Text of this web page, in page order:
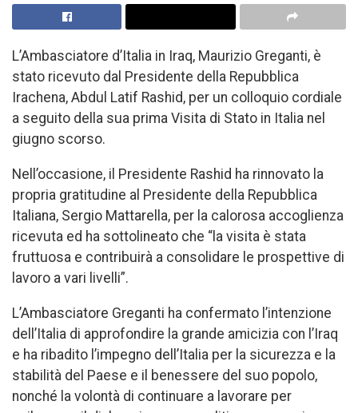
L’Ambasciatore d’Italia in Iraq, Maurizio Greganti, è
stato ricevuto dal Presidente della Repubblica
Irachena, Abdul Latif Rashid, per un colloquio cordiale
a seguito della sua prima Visita di Stato in Italia nel
giugno scorso.
Nell’occasione, il Presidente Rashid ha rinnovato la
propria gratitudine al Presidente della Repubblica
Italiana, Sergio Mattarella, per la calorosa accoglienza
ricevuta ed ha sottolineato che “la visita è stata
fruttuosa e contribuirà a consolidare le prospettive di
lavoro a vari livelli”.
L’Ambasciatore Greganti ha confermato l’intenzione
dell’Italia di approfondire la grande amicizia con l’Iraq
e ha ribadito l’impegno dell’Italia per la sicurezza e la
stabilità del Paese e il benessere del suo popolo,
nonché la volontà di continuare a lavorare per